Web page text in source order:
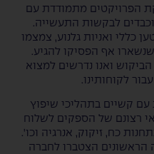
הפרויקטים מתמודדת עם
וכבדים לבקשות התעשייה.
כללי ואניות גלנוע, צמצמו
אף הפסיקו להגיע.
ואנו נדרשים למצוא
לקוחותינו.
קשיים בתהליכי שיפוץ
רצונם של הספקים לשלוח
כח, זיקוק, אנרגיה וכו'.
הראשונים הצטברו לחברה